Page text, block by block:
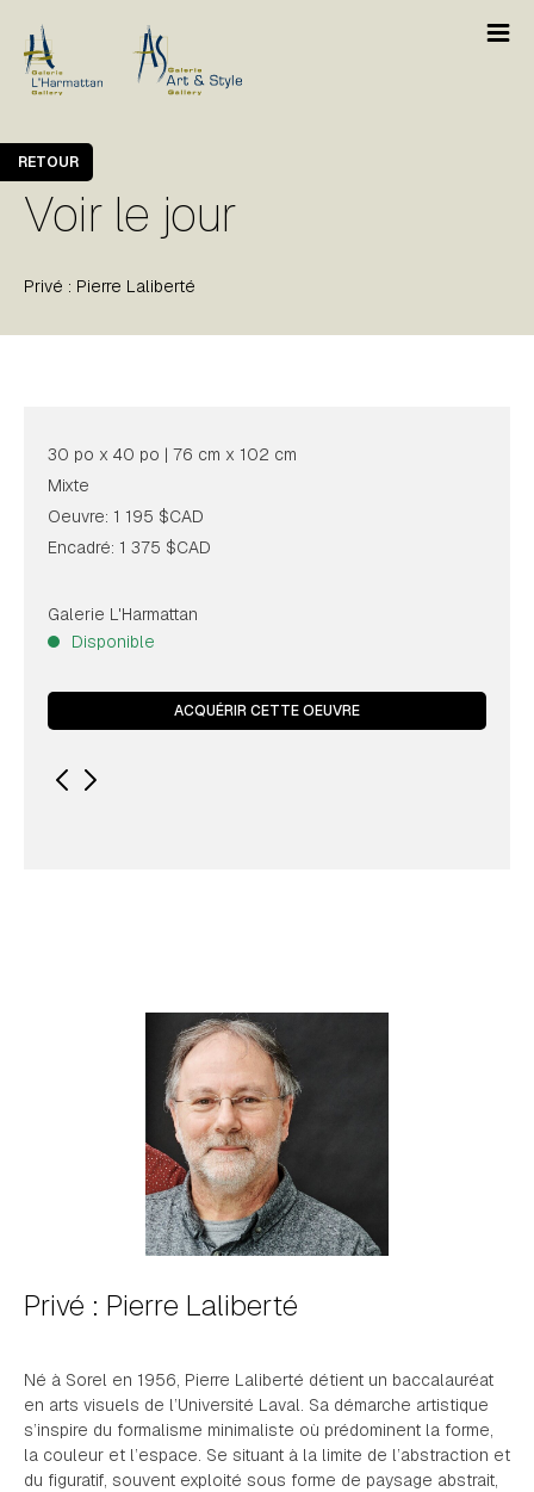
Voir le jour
Privé : Pierre Laliberté
RETOUR
30 po x 40 po | 76 cm x 102 cm
Mixte
Oeuvre: 1 195 $CAD
Encadré: 1 375 $CAD
Galerie L'Harmattan
Disponible
ACQUÉRIR CETTE OEUVRE
Privé : Pierre Laliberté
Né à Sorel en 1956, Pierre Laliberté détient un baccalauréat
en arts visuels de l’Université Laval. Sa démarche artistique
s’inspire du formalisme minimaliste où prédominent la forme,
la couleur et l’espace. Se situant à la limite de l’abstraction et
du figuratif, souvent exploité sous forme de paysage abstrait,